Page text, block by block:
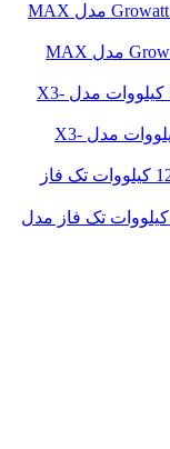
اینورتر متصل به شبکه 100 کیلووات Growatt مدل MAX
اینورتر خورشیدی SOLAX آنگرید 50 کیلووات مدل X3-
اینورتر خورشیدی Go Green آفگرید 12 کیلووات تک فاز مدل